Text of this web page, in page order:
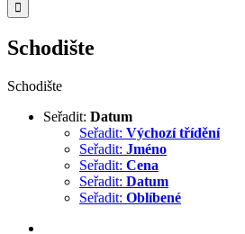
Schodište
Schodište
Seřadit: Datum
Seřadit: Výchozí třídění
Seřadit: Jméno
Seřadit: Cena
Seřadit: Datum
Seřadit: Oblíbené